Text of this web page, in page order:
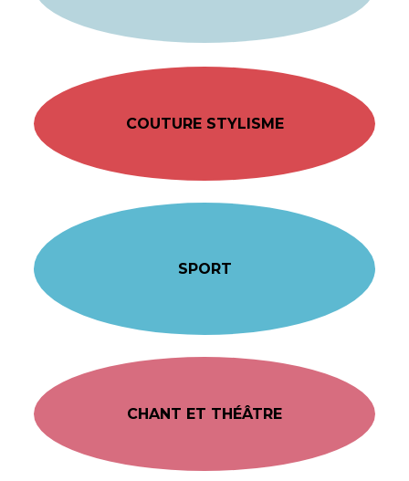
COUTURE STYLISME
SPORT
CHANT ET THÉÂTRE